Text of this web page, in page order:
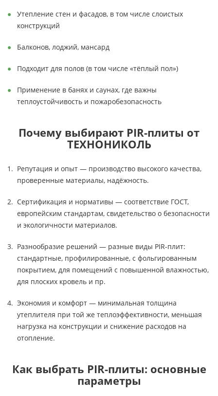
Утепление стен и фасадов, в том числе слоистых
конструкций
Балконов, лоджий, мансард
Подходит для полов (в том числе «тёплый пол»)
Применение в банях и саунах, где важны
теплоустойчивость и пожаробезопасность
Почему выбирают PIR-плиты от
ТЕХНОНИКОЛЬ
Репутация и опыт — производство высокого качества,
проверенные материалы, надёжность.
Сертификация и нормативы — соответствие ГОСТ,
европейским стандартам, свидетельство о безопасности
и экологичности материалов.
Разнообразие решений — разные виды PIR-плит:
стандартные, профилированные, с фольгированным
покрытием, для помещений с повышенной влажностью,
для плоских кровель и пр.
Экономия и комфорт — минимальная толщина
утеплителя при той же теплоэффективности, меньшая
нагрузка на конструкции и снижение расходов на
отопление.
Как выбрать PIR-плиты: основные
параметры